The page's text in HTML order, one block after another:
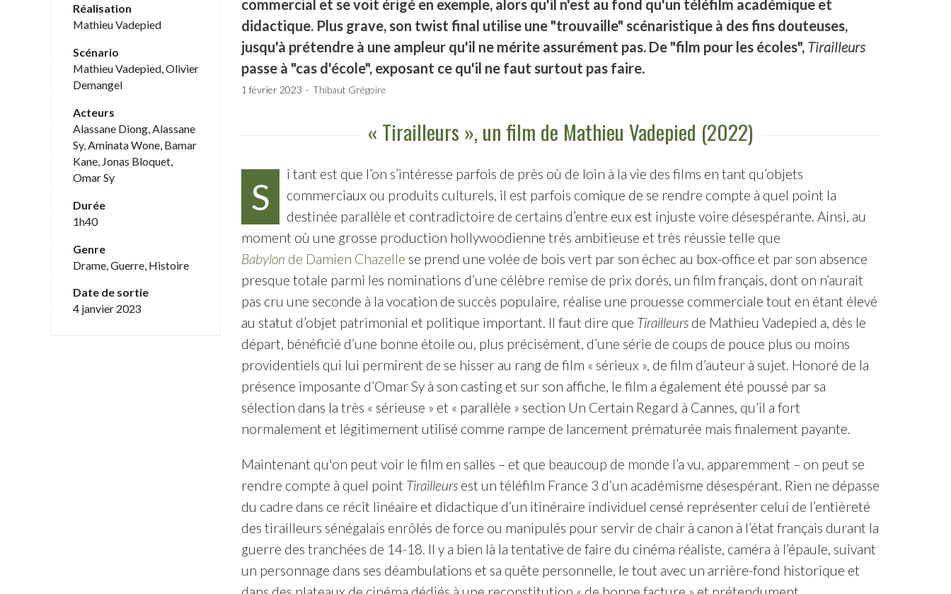
Réalisation
Mathieu Vadepied
Scénario
Mathieu Vadepied, Olivier
Demangel
Acteurs
Alassane Diong, Alassane
Sy, Aminata Wone, Bamar
Kane, Jonas Bloquet,
Omar Sy
Durée
1h40
Genre
Drame, Guerre, Histoire
Date de sortie
4 janvier 2023
commercial et se voit érigé en exemple, alors qu'il n'est au fond qu'un téléfilm académique et
didactique. Plus grave, son twist final utilise une "trouvaille" scénaristique à des fins douteuses,
jusqu'à prétendre à une ampleur qu'il ne mérite assurément pas. De "film pour les écoles", Tirailleurs
passe à "cas d'école", exposant ce qu'il ne faut surtout pas faire.
1 février 2023 Thibaut Grégoire
« Tirailleurs », un film de Mathieu Vadepied (2022)
S
i tant est que l’on s’intéresse parfois de près où de loin à la vie des films en tant qu’objets
commerciaux ou produits culturels, il est parfois comique de se rendre compte à quel point la
destinée parallèle et contradictoire de certains d’entre eux est injuste voire désespérante. Ainsi, au
moment où une grosse production hollywoodienne très ambitieuse et très réussie telle que
Babylon de Damien Chazelle se prend une volée de bois vert par son échec au box-office et par son absence
presque totale parmi les nominations d’une célèbre remise de prix dorés, un film français, dont on n’aurait
pas cru une seconde à la vocation de succès populaire, réalise une prouesse commerciale tout en étant élevé
au statut d’objet patrimonial et politique important. Il faut dire que Tirailleursde Mathieu Vadepied a, dès le
départ, bénéficié d’une bonne étoile ou, plus précisément, d’une série de coups de pouce plus ou moins
providentiels qui lui permirent de se hisser au rang de film « sérieux », de film d’auteur à sujet. Honoré de la
présence imposante d’Omar Sy à son casting et sur son affiche, le film a également été poussé par sa
sélection dans la très « sérieuse » et « parallèle » section Un Certain Regard à Cannes, qu’il a fort
normalement et légitimement utilisé comme rampe de lancement prématurée mais finalement payante.
Maintenant qu'on peut voir le film en salles – et que beaucoup de monde l’a vu, apparemment – on peut se
rendre compte à quel point Tirailleursest un téléfilm France 3 d’un académisme désespérant. Rien ne dépasse
du cadre dans ce récit linéaire et didactique d’un itinéraire individuel censé représenter celui de l’entièreté
des tirailleurs sénégalais enrôlés de force ou manipulés pour servir de chair à canon à l’état français durant la
guerre des tranchées de 14-18. Il y a bien là la tentative de faire du cinéma réaliste, caméra à l’épaule, suivant
un personnage dans ses déambulations et sa quête personnelle, le tout avec un arrière-fond historique et